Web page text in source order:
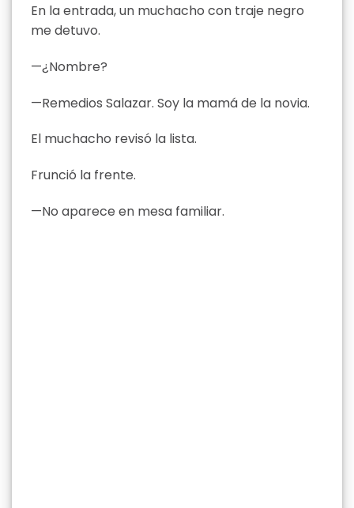
En la entrada, un muchacho con traje negro
me detuvo.
—¿Nombre?
—Remedios Salazar. Soy la mamá de la novia.
El muchacho revisó la lista.
Frunció la frente.
—No aparece en mesa familiar.